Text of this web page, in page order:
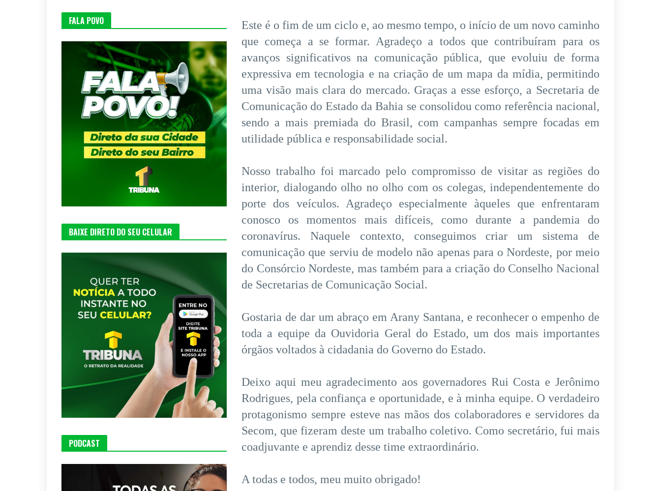
Este é o fim de um ciclo e, ao mesmo tempo, o início de um novo caminho
que começa a se formar. Agradeço a todos que contribuíram para os
avanços significativos na comunicação pública, que evoluiu de forma
expressiva em tecnologia e na criação de um mapa da mídia, permitindo
uma visão mais clara do mercado. Graças a esse esforço, a Secretaria de
Comunicação do Estado da Bahia se consolidou como referência nacional,
sendo a mais premiada do Brasil, com campanhas sempre focadas em
utilidade pública e responsabilidade social.
Nosso trabalho foi marcado pelo compromisso de visitar as regiões do
interior, dialogando olho no olho com os colegas, independentemente do
porte dos veículos. Agradeço especialmente àqueles que enfrentaram
conosco os momentos mais difíceis, como durante a pandemia do
coronavírus. Naquele contexto, conseguimos criar um sistema de
comunicação que serviu de modelo não apenas para o Nordeste, por meio
do Consórcio Nordeste, mas também para a criação do Conselho Nacional
de Secretarias de Comunicação Social.
Gostaria de dar um abraço em Arany Santana, e reconhecer o empenho de
toda a equipe da Ouvidoria Geral do Estado, um dos mais importantes
órgãos voltados à cidadania do Governo do Estado.
Deixo aqui meu agradecimento aos governadores Rui Costa e Jerônimo
Rodrigues, pela confiança e oportunidade, e à minha equipe. O verdadeiro
protagonismo sempre esteve nas mãos dos colaboradores e servidores da
Secom, que fizeram deste um trabalho coletivo. Como secretário, fui mais
coadjuvante e aprendiz desse time extraordinário.
A todas e todos, meu muito obrigado!
FALA POVO
BAIXE DIRETO DO SEU CELULAR
PODCAST